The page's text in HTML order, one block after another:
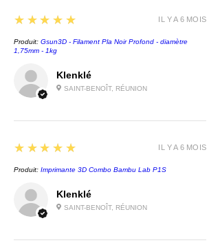
Klenklé
SAINT-BENOÎT, RÉUNION
5
★★★★★
Produit: Gsun3D - Filament Pla Noir Profond - diamètre
1,75mm - 1kg
IL Y A 6 MOIS
Klenklé
SAINT-BENOÎT, RÉUNION
5
★★★★★
Produit: Imprimante 3D Combo Bambu Lab P1S
IL Y A 6 MOIS